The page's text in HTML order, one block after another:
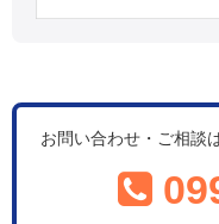
お問い合わせ・ご相談